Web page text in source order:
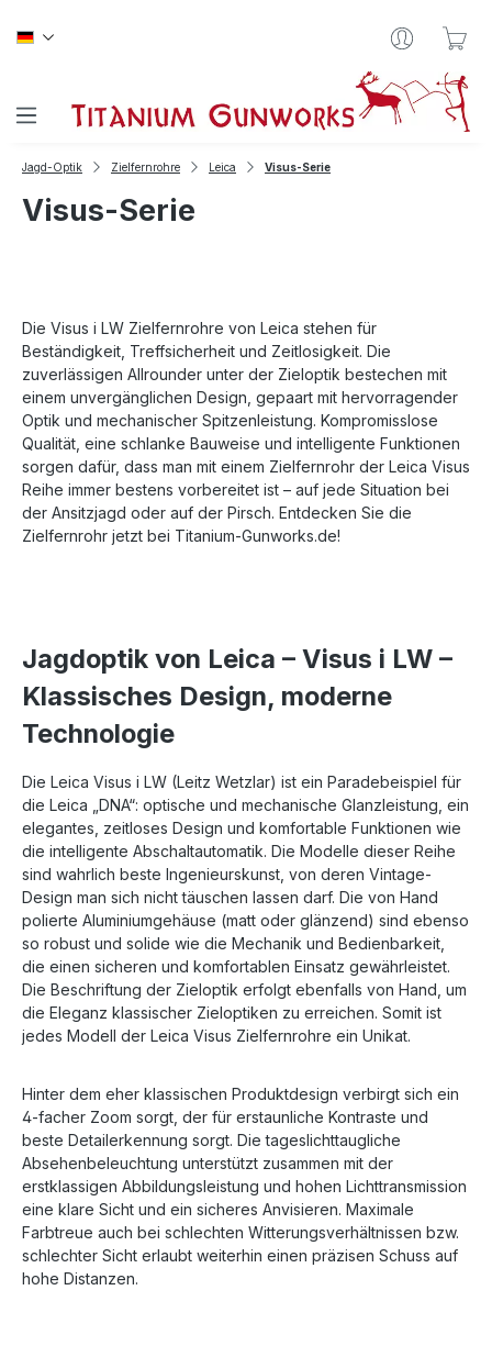
Jagd-Optik Zielfernrohre Leica Visus-Serie
Visus-Serie
Die Visus i LW Zielfernrohre von Leica stehen für
Beständigkeit, Treffsicherheit und Zeitlosigkeit. Die
zuverlässigen Allrounder unter der Zieloptik bestechen mit
einem unvergänglichen Design, gepaart mit hervorragender
Optik und mechanischer Spitzenleistung. Kompromisslose
Qualität, eine schlanke Bauweise und intelligente Funktionen
sorgen dafür, dass man mit einem Zielfernrohr der Leica Visus
Reihe immer bestens vorbereitet ist – auf jede Situation bei
der Ansitzjagd oder auf der Pirsch. Entdecken Sie die
Zielfernrohr jetzt bei Titanium-Gunworks.de!
Jagdoptik von Leica – Visus i LW –
Klassisches Design, moderne
Technologie
Die Leica Visus i LW (Leitz Wetzlar) ist ein Paradebeispiel für
die Leica „DNA“: optische und mechanische Glanzleistung, ein
elegantes, zeitloses Design und komfortable Funktionen wie
die intelligente Abschaltautomatik. Die Modelle dieser Reihe
sind wahrlich beste Ingenieurskunst, von deren Vintage-
Design man sich nicht täuschen lassen darf. Die von Hand
polierte Aluminiumgehäuse (matt oder glänzend) sind ebenso
so robust und solide wie die Mechanik und Bedienbarkeit,
die einen sicheren und komfortablen Einsatz gewährleistet.
Die Beschriftung der Zieloptik erfolgt ebenfalls von Hand, um
die Eleganz klassischer Zieloptiken zu erreichen. Somit ist
jedes Modell der Leica Visus Zielfernrohre ein Unikat.
Hinter dem eher klassischen Produktdesign verbirgt sich ein
4-facher Zoom sorgt, der für erstaunliche Kontraste und
beste Detailerkennung sorgt. Die tageslichttaugliche
Absehenbeleuchtung unterstützt zusammen mit der
erstklassigen Abbildungsleistung und hohen Lichttransmission
eine klare Sicht und ein sicheres Anvisieren. Maximale
Farbtreue auch bei schlechten Witterungsverhältnissen bzw.
schlechter Sicht erlaubt weiterhin einen präzisen Schuss auf
hohe Distanzen.